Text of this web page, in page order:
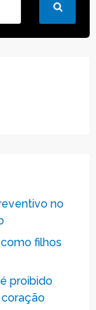
no
filhos
proibido